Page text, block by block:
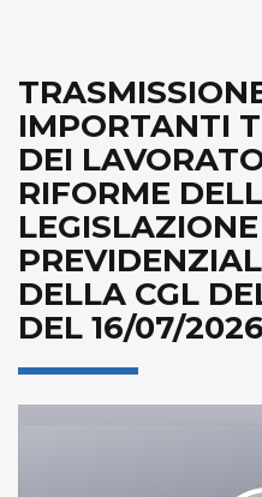
IMPORTANTI
DEI
RIFORME
DELLA CGL
DEL 16/07/2026